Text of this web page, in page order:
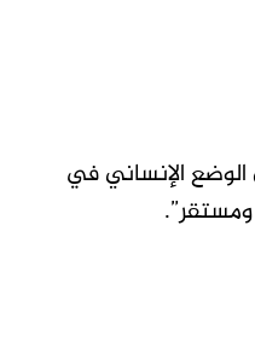
الوضع الإنساني في